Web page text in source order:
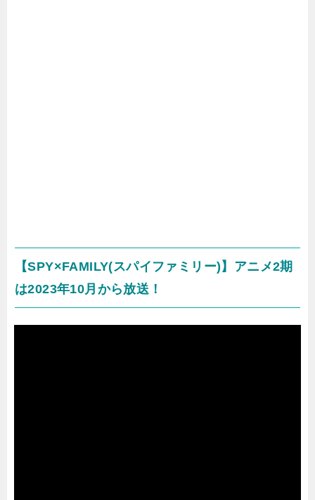
【SPY×FAMILY(スパイファミリー)】アニメ2期
は2023年10月から放送！